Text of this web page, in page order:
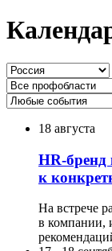
18 августа
HR-бренд
к
На встрече
в компании,